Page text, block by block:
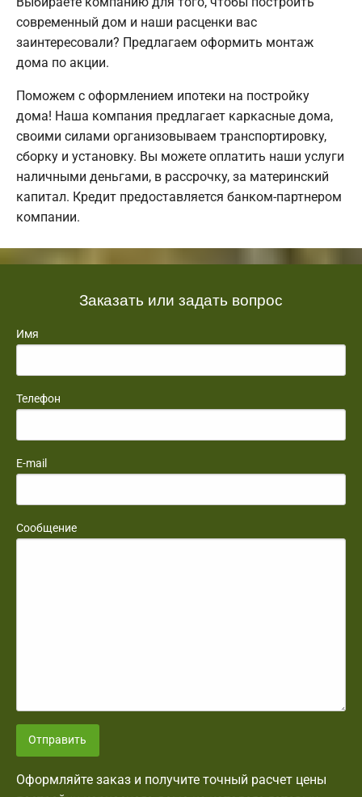
современный дом и наши расценки вас
заинтересовали? Предлагаем оформить монтаж
дома по акции.
Поможем с оформлением ипотеки на постройку
дома! Наша компания предлагает каркасные дома,
своими силами организовываем транспортировку,
сборку и установку. Вы можете оплатить наши услуги
наличными деньгами, в рассрочку, за материнский
капитал. Кредит предоставляется банком-партнером
компании.
Заказать или задать вопрос
Имя
Телефон
E-mail
Сообщение
Отправить
Оформляйте заказ и получите точный расчет цены